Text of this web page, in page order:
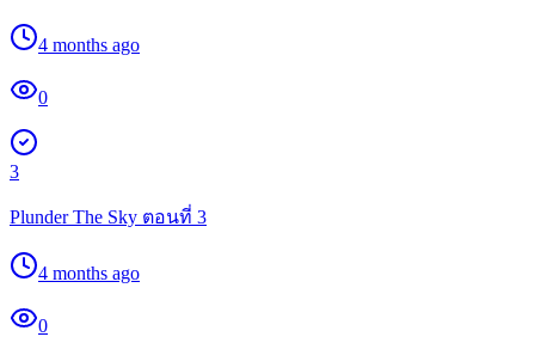
4 months ago
0
3
Plunder The Sky ตอนที่ 3
4 months ago
0